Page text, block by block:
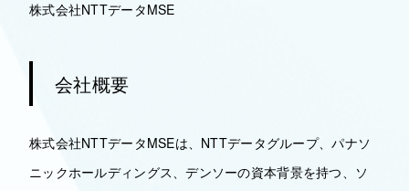
株式会社NTTデータMSE
会社概要
株式会社NTTデータMSEは、NTTデータグループ、パナソ
ニックホールディングス、デンソーの資本背景を持つ、ソ